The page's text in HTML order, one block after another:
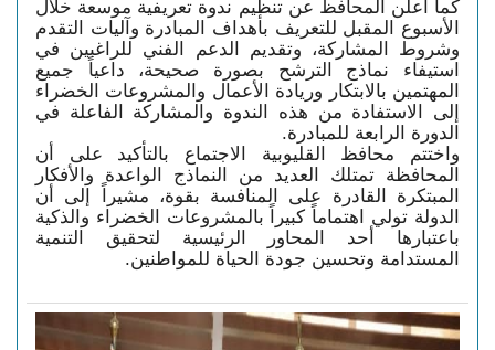
كما أعلن المحافظ عن تنظيم ندوة تعريفية موسعة خلال
الأسبوع المقبل للتعريف بأهداف المبادرة وآليات التقدم
وشروط المشاركة، وتقديم الدعم الفني للراغبين في
استيفاء نماذج الترشح بصورة صحيحة، داعياً جميع
المهتمين بالابتكار وريادة الأعمال والمشروعات الخضراء
إلى الاستفادة من هذه الندوة والمشاركة الفاعلة في
الدورة الرابعة للمبادرة.
واختتم محافظ القليوبية الاجتماع بالتأكيد على أن
المحافظة تمتلك العديد من النماذج الواعدة والأفكار
المبتكرة القادرة على المنافسة بقوة، مشيراً إلى أن
الدولة تولي اهتماماً كبيراً بالمشروعات الخضراء والذكية
باعتبارها أحد المحاور الرئيسية لتحقيق التنمية
المستدامة وتحسين جودة الحياة للمواطنين.